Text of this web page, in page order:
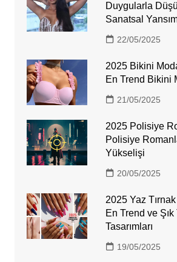
Duygularla
Sanatsal
22/05/2025
2025 Bikini
En Trend Bikini
21/05/2025
2025 Polisiye
Polisiye
Yükselişi
20/05/2025
2025 Yaz Tırnak
En Trend ve Şık
Tasarımları
19/05/2025